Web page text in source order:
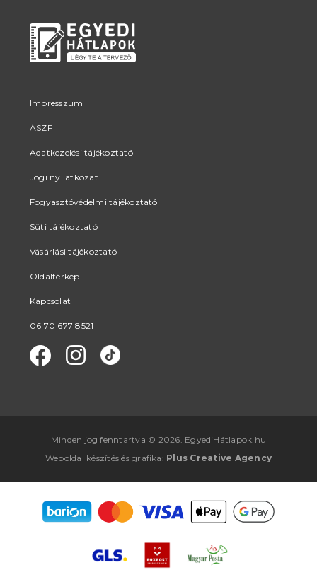
Impresszum
ÁSZF
Adatkezelési tájékoztató
Jogi nyilatkozat
Fogyasztóvédelmi tájékoztató
Süti tájékoztató
Vásárlási tájékoztató
Oldaltérkép
Kapcsolat
06 70 677 8521
Minden jog fenntartva © 2026. EgyediHátlapok.hu
Weboldal készítés ésgrafika : Plus Creative Agency